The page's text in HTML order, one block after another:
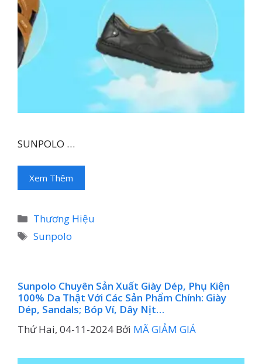
SUNPOLO …
Xem Thêm
Danh
mục
Thương Hiệu
Thẻ
Sunpolo
Sunpolo Chuyên Sản Xuất Giày Dép, Phụ Kiện
100% Da Thật Với Các Sản Phẩm Chính: Giày
Dép, Sandals; Bóp Ví, Dây Nịt…
Thứ Hai, 04-11-2024 Bởi MÃ GIẢM GIÁ